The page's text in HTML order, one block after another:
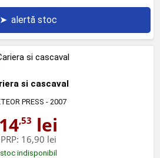
➤ alertă stoc
si cascaval
PRESS - 2007
14,53 lei
PRP: 16,90 lei
stoc indisponibil